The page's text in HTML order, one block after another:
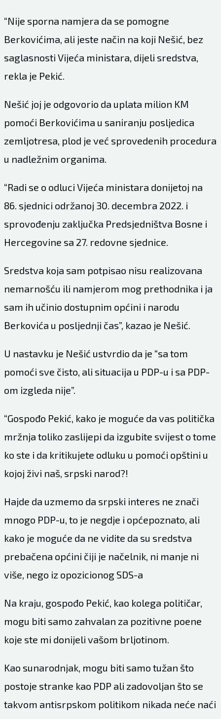
“Nije sporna namjera da se pomogne
Berkovićima, ali jeste način na koji Nešić, bez
saglasnosti Vijeća ministara, dijeli sredstva,
rekla je Pekić.
Nešić joj je odgovorio da uplata milion KM
pomoći Berkovićima u saniranju posljedica
zemljotresa, plod je već sprovedenih procedura
u nadležnim organima.
“Radi se o odluci Vijeća ministara donijetoj na
86. sjednici održanoj 30. decembra 2022. i
sprovođenju zaključka Predsjedništva Bosne i
Hercegovine sa 27. redovne sjednice.
Sredstva koja sam potpisao nisu realizovana
nemarnošću ili namjerom mog prethodnika i ja
sam ih učinio dostupnim općini i narodu
Berkovića u posljednji čas”, kazao je Nešić.
U nastavku je Nešić ustvrdio da je “sa tom
pomoći sve čisto, ali situacija u PDP-u i sa PDP-
om izgleda nije”.
“Gospođo Pekić, kako je moguće da vas politička
mržnja toliko zaslijepi da izgubite svijest o tome
ko ste i da kritikujete odluku u pomoći opštini u
kojoj živi naš, srpski narod?!
Hajde da uzmemo da srpski interes ne znači
mnogo PDP-u, to je negdje i općepoznato, ali
kako je moguće da ne vidite da su sredstva
prebačena općini čiji je načelnik, ni manje ni
više, nego iz opozicionog SDS-a
Na kraju, gospođo Pekić, kao kolega političar,
mogu biti samo zahvalan za pozitivne poene
koje ste mi donijeli vašom brljotinom.
Kao sunarodnjak, mogu biti samo tužan što
postoje stranke kao PDP ali zadovoljan što se
takvom antisrpskom politikom nikada neće naći